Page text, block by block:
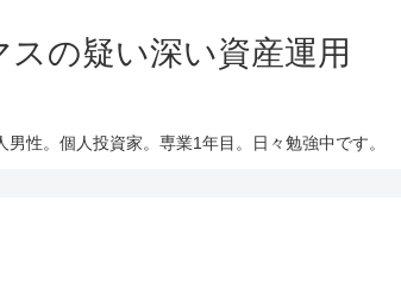
スの疑い深い資産運用
男性。個人投資家。専業1年目。日々勉強中です。